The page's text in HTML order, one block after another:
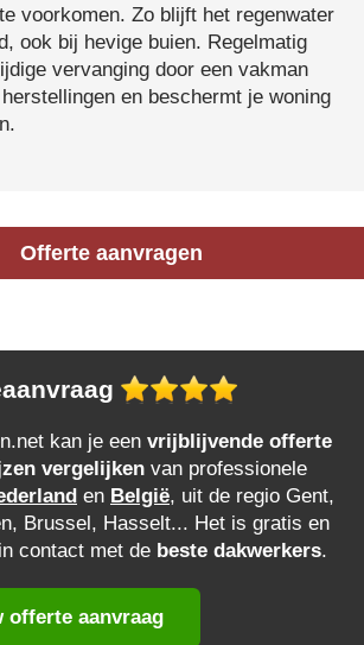
voorkomen. Zo blijft het regenwater
ook bij hevige buien. Regelmatig
vervanging door een vakman
en beschermt je woning
Offerte aanvragen
kan je een vrijblijvende offerte
vergelijken van professionele
en België, uit de regio Gent,
Brussel, Hasselt... Het is gratis en
contact met de beste dakwerkers.
offerte aanvraag